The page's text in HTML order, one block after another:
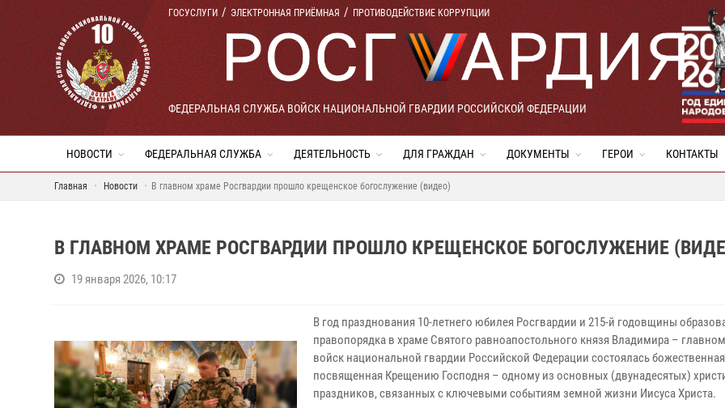
ГОСУСЛУГИ ЭЛЕКТРОННАЯ ПРИЁМНАЯ ПРОТИВОДЕЙСТВИЕ КОРРУПЦИИ
ФЕДЕРАЛЬНАЯ СЛУЖБА ВОЙСК НАЦИОНАЛЬНОЙ ГВАРДИИ РОССИЙСКОЙ ФЕДЕРАЦИИ
НОВОСТИ ФЕДЕРАЛЬНАЯ СЛУЖБА ДЕЯТЕЛЬНОСТЬ ДЛЯ ГРАЖДАН ДОКУМЕНТЫ ГЕРОИ КОНТАКТЫ
Главная Новости В главном храме Росгвардии прошло крещенское богослужение (видео)
В ГЛАВНОМ ХРАМЕ РОСГВАРДИИ ПРОШЛО КРЕЩЕНСКОЕ БОГОСЛУЖЕНИЕ
19 января 2026, 10:17
В год празднования 10-летнего юбилея Росгвардии и 215-й годовщины
правопорядка в храме Святого равноапостольного князя Владимира –
войск национальной гвардии Российской Федерации состоялась божественная
посвященная Крещению Господня – одному из основных (двунадесятых)
праздников, связанных с ключевыми событиям земной жизни Иисуса Христа.